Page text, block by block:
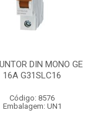
DIN MONO GE
16A G31SLC16
Código: 8576
Embalagem: UN1